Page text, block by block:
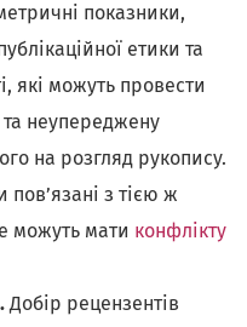
показники,
етики та
які можуть провести
неупереджену
на розгляд рукопису.
з тією ж
можуть мати конфлікту
Добір рецензентів